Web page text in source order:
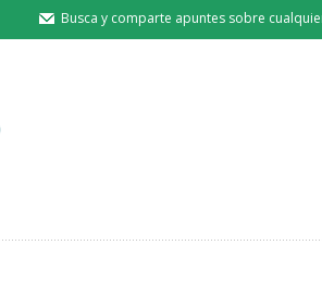
Busca y comparte apuntes sobre